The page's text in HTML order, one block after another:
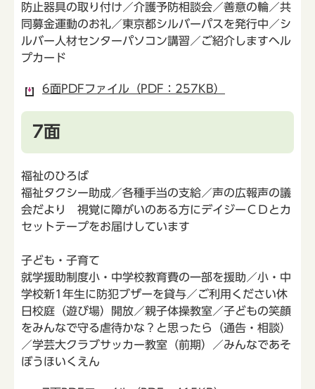
防止器具の取り付け／介護予防相談会／善意の輪／共
同募金運動のお礼／東京都シルバーパスを発行中／シ
ルバー人材センターパソコン講習／ご紹介しますヘル
プカード
6面PDFファイル（PDF：257KB）
7面
福祉のひろば
福祉タクシー助成／各種手当の支給／声の広報声の議
会だより 視覚に障がいのある方にデイジーＣＤとカ
セットテープをお届けしています
子ども・子育て
就学援助制度小・中学校教育費の一部を援助／小・中
学校新1年生に防犯ブザーを貸与／ご利用ください休
日校庭（遊び場）開放／親子体操教室／子どもの笑顔
をみんなで守る虐待かな？と思ったら（通告・相談）
／学芸大クラブサッカー教室（前期）／みんなであそ
ぼうほいくえん